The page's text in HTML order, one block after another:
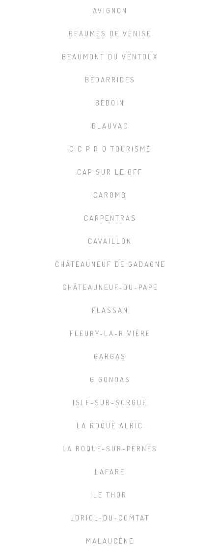
AVIGNON
BEAUMES DE VENISE
BEAUMONT DU VENTOUX
BÉDARRIDES
BÉDOIN
BLAUVAC
C C P R O TOURISME
CAP SUR LE OFF
CAROMB
CARPENTRAS
CAVAILLON
CHÂTEAUNEUF DE GADAGNE
CHÂTEAUNEUF-DU-PAPE
FLASSAN
FLEURY-LA-RIVIÈRE
GARGAS
GIGONDAS
ISLE-SUR-SORGUE
LA ROQUE ALRIC
LA ROQUE-SUR-PERNES
LAFARE
LE THOR
LORIOL-DU-COMTAT
MALAUCÈNE